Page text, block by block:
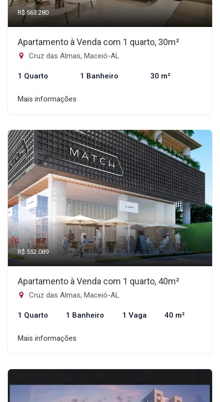
R$ 563.280
Apartamento à Venda com 1 quarto, 30m²
Cruz das Almas, Maceió-AL
1 Quarto 1 Banheiro 30 m²
Mais informações
R$ 552.089
Apartamento à Venda com 1 quarto, 40m²
Cruz das Almas, Maceió-AL
1 Quarto 1 Banheiro 1 Vaga 40 m²
Mais informações